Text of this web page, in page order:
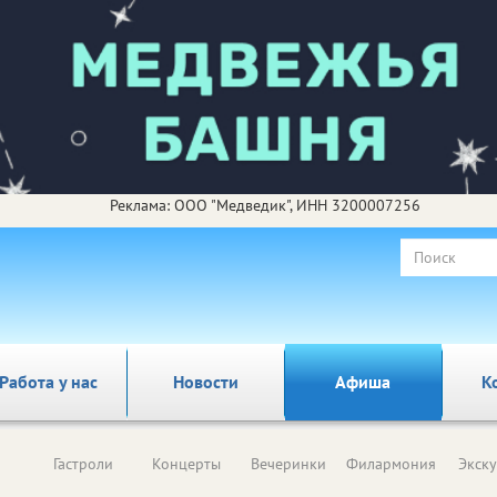
Реклама: ООО "Медведик", ИНН 3200007256
у нас Новости Афиша
Гастроли Концерты Вечеринки Филармония